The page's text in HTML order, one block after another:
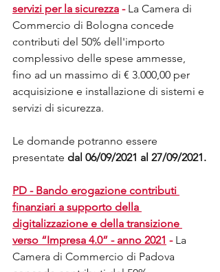
servizi per la sicurezza - La Camera di
Commercio di Bologna concede
contributi del 50% dell'importo
complessivo delle spese ammesse,
fino ad un massimo di € 3.000,00 per
acquisizione e installazione di sistemi e
servizi di sicurezza.
Le domande potranno essere
presentate dal 06/09/2021 al 27/09/2021.
PD - Bando erogazione contributi
finanziari a supporto della
digitalizzazione e della transizione
verso “Impresa 4.0” - anno 2021 - La
Camera di Commercio di Padova